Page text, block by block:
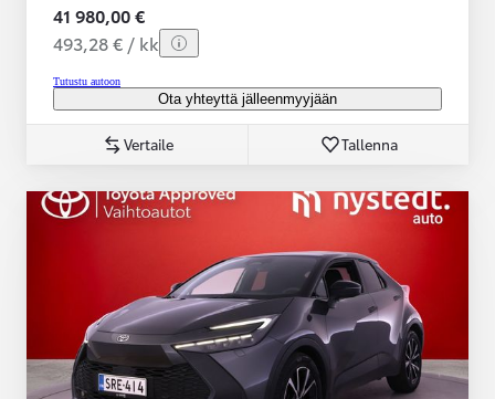
41 980,00 €
493,28 € / kk
Tutustu autoon
Ota yhteyttä jälleenmyyjään
Vertaile Tallenna